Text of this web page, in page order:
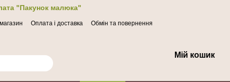
"Пакунок малюка"
Оплата і доставка
Обмін та повернення
Мій кошик